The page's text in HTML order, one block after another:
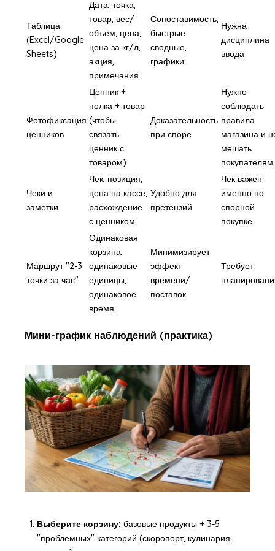
Таблица
(Excel/Google
Sheets)
Дата, точка,
товар, вес/
объём, цена,
цена за кг/л,
акция,
примечания
Сопоставимость,
быстрые
сводные,
графики
Нужна
дисциплина
ввода
Фотофиксация
ценников
Ценник +
полка + товар
(чтобы
связать
ценник с
товаром)
Доказательность
при споре
Нужно
соблюдать
правила
магазина и
мешать
покупателям
Чеки и
заметки
Чек, позиция,
цена на кассе,
расхождение
с ценником
Удобно для
претензий
Чек важен
именно по
спорной
покупке
Маршрут "2-3
точки за час"
Одинаковая
корзина,
одинаковые
единицы,
одинаковое
время
Минимизирует
эффект
времени/
поставок
Требует
Мини-график наблюдений (практика)
Выберите корзину: базовые продукты + 3-5
"проблемных" категорий (скоропорт, кулинария,